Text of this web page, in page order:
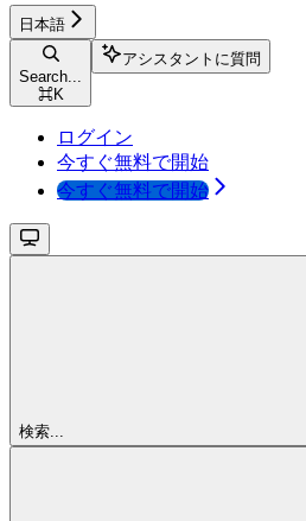
日本語
Search...
⌘K
アシスタントに質問
ログイン
今すぐ無料で開始
今すぐ無料で開始
検索...